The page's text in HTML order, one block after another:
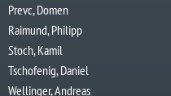
Prevc, Domen
Raimund, Philipp
Stoch, Kamil
Tschofenig, Daniel
Wellinger, Andreas